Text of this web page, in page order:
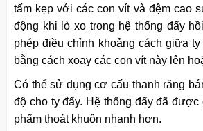
tấm kẹp với các con vít và đệm cao
động khi lò xo trong hệ thống đẩy
phép điều chỉnh khoảng cách giữa
bằng cách xoay các con vít này lên
Có thể sử dụng cơ cấu thanh răng
độ cho ty đẩy. Hệ thống đẩy đã được
phẩm thoát khuôn nhanh hơn.